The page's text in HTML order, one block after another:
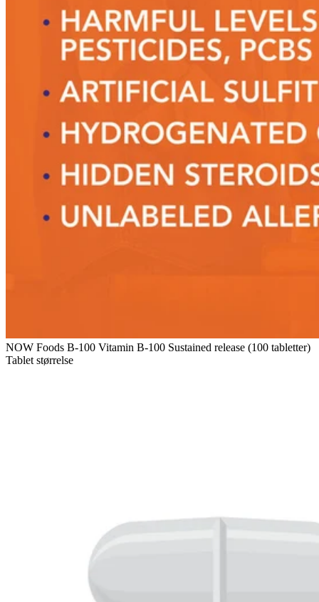
NOW Foods B-100 Vitamin B-100 Sustained release (100 tabletter)
Tablet størrelse